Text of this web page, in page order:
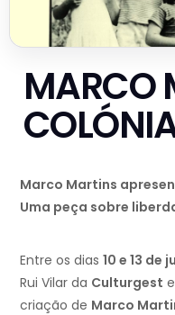
MARCO
Marco Martins
Uma peça sobre
Entre os dias 10 e 13 de
Rui Vilar da Culturgest
criação de Marco